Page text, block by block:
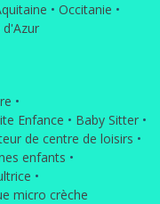
• Occitanie •
d'Azur
•
Enfance • Baby Sitter •
de centre de loisirs •
enfants •
•
micro crèche